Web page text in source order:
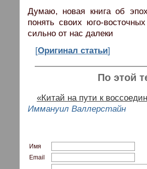
Думаю, новая книга об
понять своих юго-
сильно от нас далеки
[Оригинал статьи]
По этой
«Китай на пути к
Иммануил Валлерстайн
Имя
Email